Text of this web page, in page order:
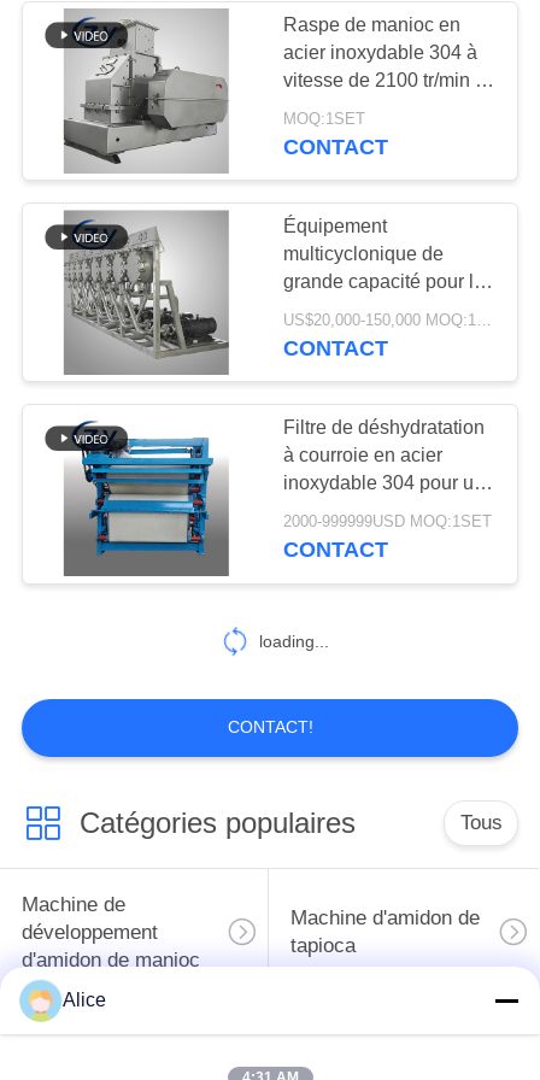
Fécule de pommes
de terre traitant des
machines
Machine de fécule
de maïs
25
Matériel annexe
7
Centrifugeuse de
grattoir de
décanteur
53
Raspe de manioc en
acier inoxydable 304 à
vitesse de 2100 tr/min et
capacité de 25 t/h pour
la production d'amidon
MOQ:1SET
CONTACT
Équipement
multicyclonique de
grande capacité pour le
traitement de l'amidon
avec construction en
personnalisée
US$20,000-150,000 MOQ:1SET
CONTACT
Filtre de déshydratation
à courroie en acier
inoxydable 304 pour une
faible teneur en humidité
dans le traitement de
2000-999999USD MOQ:1SET
CONTACT
loading...
CONTACT!
Catégories populaires Tous
Machine de
développement
d'amidon de manioc
Machine d'amidon de
tapioca
Machine de
Alice